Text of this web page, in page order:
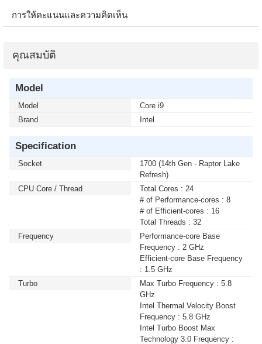
การให้คะแนนและความคิดเห็น
คุณสมบัติ
Model
Model
Core i9
Brand
Intel
Specification
Socket
1700 (14th Gen - Raptor Lake
Refresh)
CPU Core / Thread
Total Cores : 24
# of Performance-cores : 8
# of Efficient-cores : 16
Total Threads : 32
Frequency
Performance-core Base
Frequency : 2 GHz
Efficient-core Base Frequency
: 1.5 GHz
Turbo
Max Turbo Frequency : 5.8
GHz
Intel Thermal Velocity Boost
Frequency : 5.8 GHz
Intel Turbo Boost Max
Technology 3.0 Frequency :